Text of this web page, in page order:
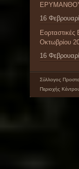
ΕΡΥΜΑΝΘΟΥ
16
Οκτωβρίου
16
Σύλλογος
Περιοχής